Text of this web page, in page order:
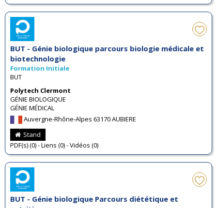
BUT - Génie biologique parcours biologie médicale et
biotechnologie
Formation Initiale
BUT
Polytech Clermont
GÉNIE BIOLOGIQUE
GÉNIE MÉDICAL
Auvergne-Rhône-Alpes 63170 AUBIERE
Stand
PDF(s) (0) - Liens (0) - Vidéos (0)
BUT - Génie biologique Parcours diététique et